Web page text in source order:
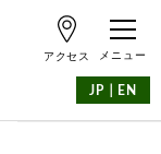
アクセス
JP EN